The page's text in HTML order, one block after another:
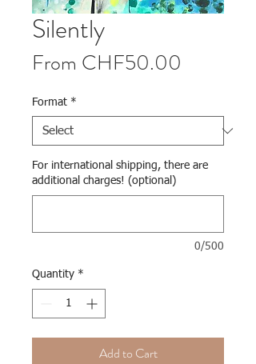
Silently
From CHF50.00
Format *
For international shipping, there are
additional charges! (optional)
0/500
Quantity *
Add to Cart